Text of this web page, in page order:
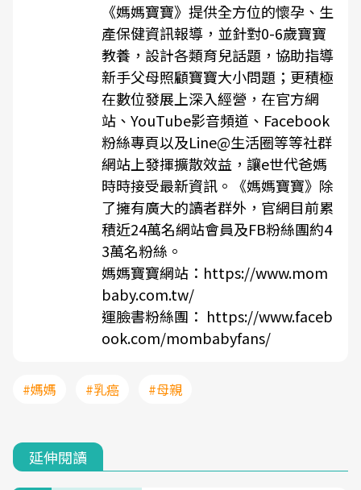
《媽媽寶寶》提供全方位的懷孕、生
產保健資訊報導，並針對0-6歲寶寶
教養，設計各類育兒話題，協助指導
新手父母照顧寶寶大小問題；更積極
在數位發展上深入經營，在官方網
站、YouTube影音頻道、Facebook
粉絲專頁以及Line@生活圈等等社群
網站上發揮擴散效益，讓e世代爸媽
時時接受最新資訊。《媽媽寶寶》除
了擁有廣大的讀者群外，官網目前累
積近24萬名網站會員及FB粉絲團約4
3萬名粉絲。
媽媽寶寶網站：https://www.mom
baby.com.tw/
運臉書粉絲團： https://www.faceb
ook.com/mombabyfans/
#媽媽 #乳癌 #母親
延伸閱讀